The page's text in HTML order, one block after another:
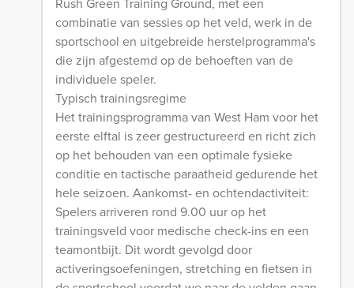
combinatie van sessies op het veld, werk in de
sportschool en uitgebreide herstelprogramma's
die zijn afgestemd op de behoeften van de
individuele speler.
Typisch trainingsregime
Het trainingsprogramma van West Ham voor het
eerste elftal is zeer gestructureerd en richt zich
op het behouden van een optimale fysieke
conditie en tactische paraatheid gedurende het
hele seizoen. Aankomst- en ochtendactiviteit:
Spelers arriveren rond 9.00 uur op het
trainingsveld voor medische check-ins en een
teamontbijt. Dit wordt gevolgd door
activeringsoefeningen, stretching en fietsen in